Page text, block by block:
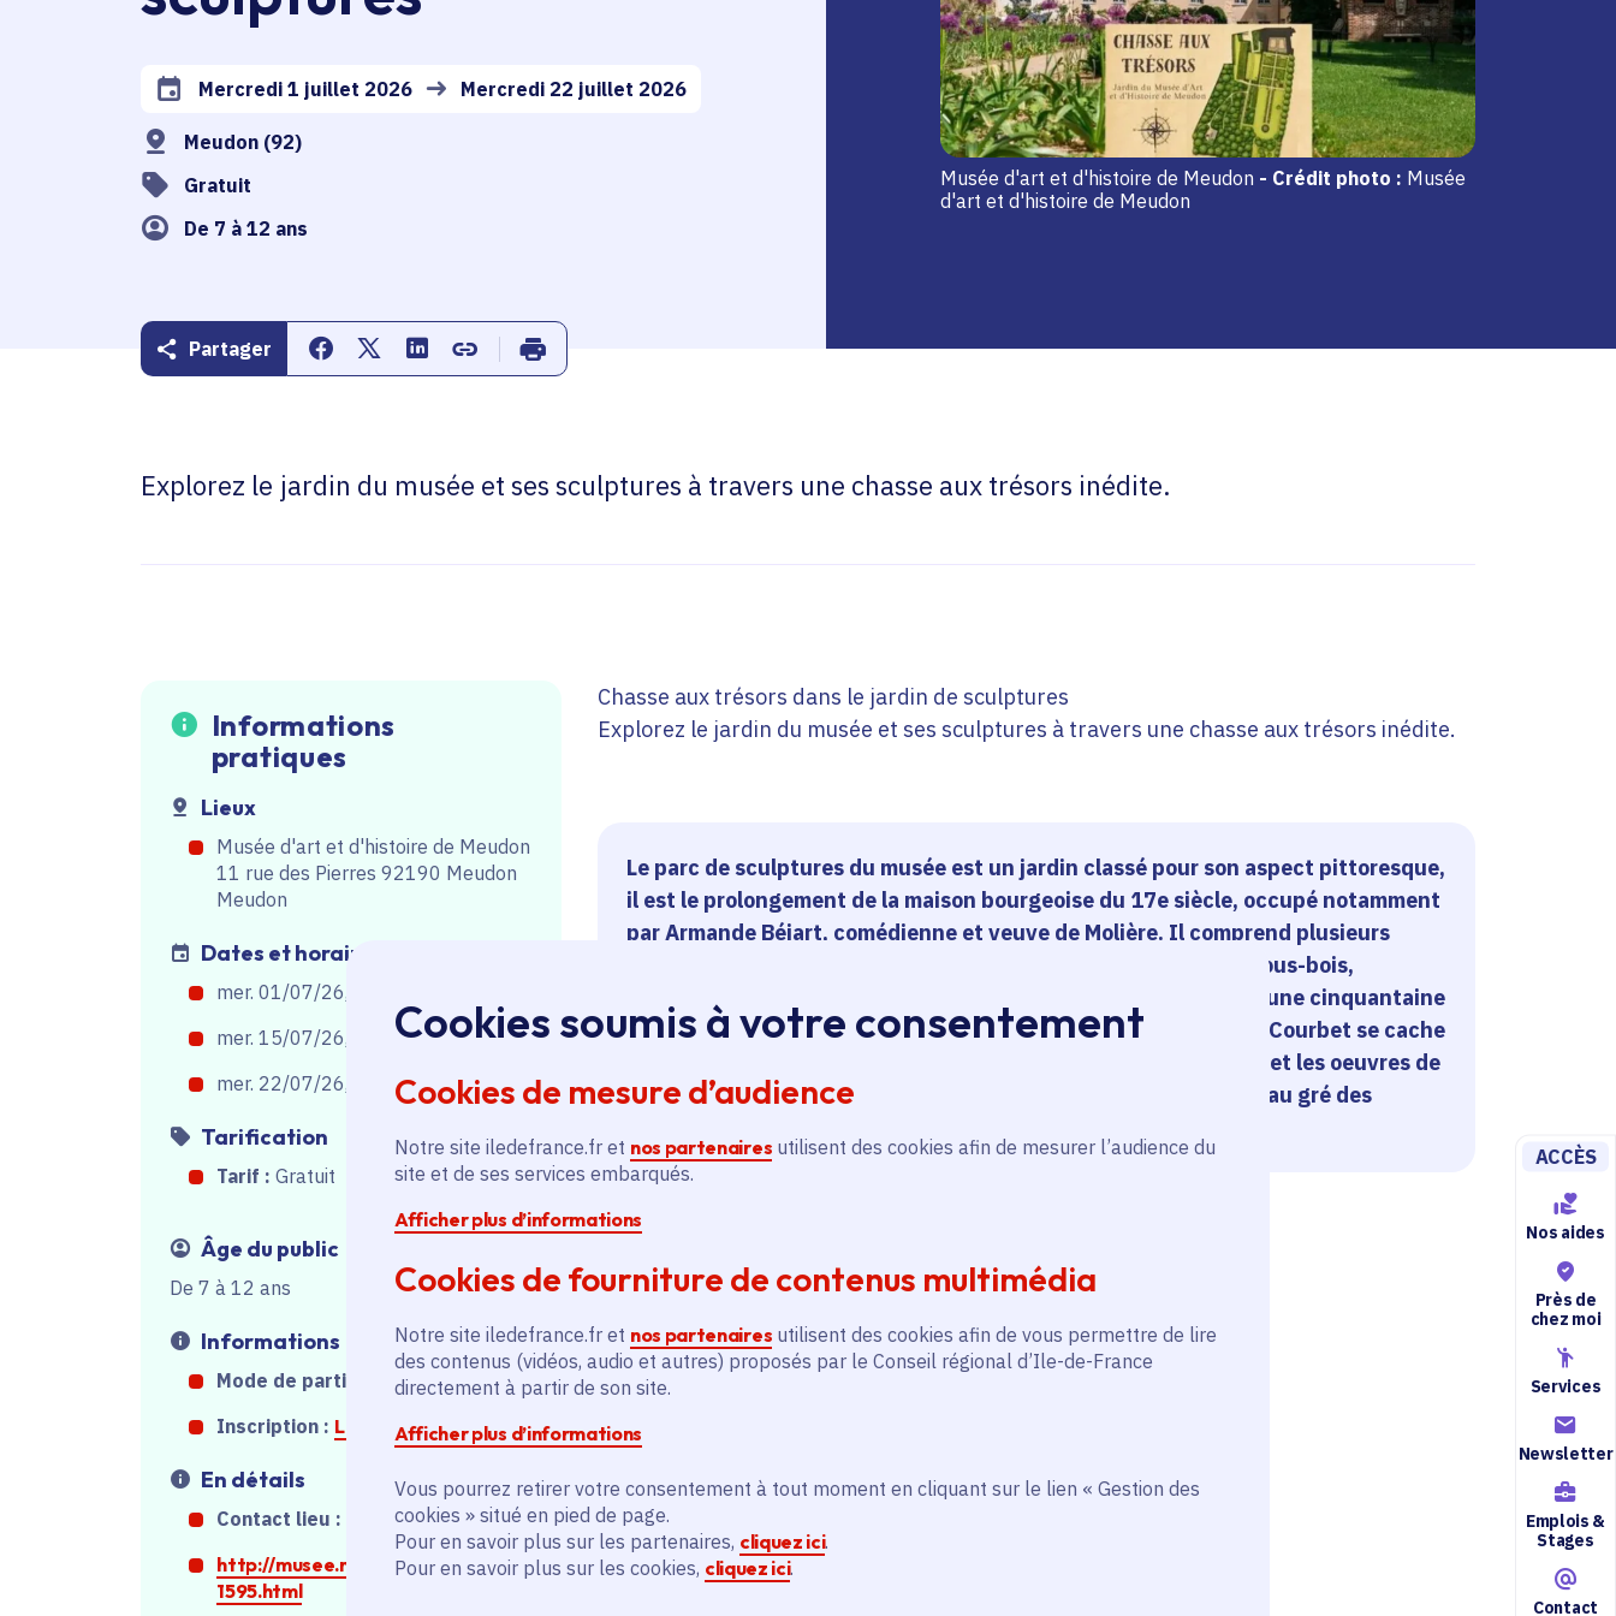
Cookies soumis à votre consentement
Cookies de mesure d’audience
Notre site iledefrance.fr et nos partenaires utilisent des cookies afin de mesurer l’audience du
site et de ses services embarqués.
Afficher plus d’informations
Cookies de fourniture de contenus multimédia
Notre site iledefrance.fr et nos partenaires utilisent des cookies afin de vous permettre de lire
des contenus (vidéos, audio et autres) proposés par le Conseil régional d’Ile-de-France
directement à partir de son site.
Afficher plus d’informations
Vous pourrez retirer votre consentement à tout moment en cliquant sur le lien « Gestion des
cookies » situé en pied de page.
Pour en savoir plus sur les partenaires, cliquez ici.
Pour en savoir plus sur les cookies, cliquez ici.
ACCÈS
Nos aides
Près de
chez moi
Services
Newsletter
Emplois &
Stages
Contact
Date de l'arrêté
Mercredi 1 juillet 2026 Mercredi 22 juillet 2026
Meudon (92)
Gratuit
De 7 à 12 ans
Partager Partager sur Facebook
Partager sur Twitter
Partager sur Linkedin
Copier dans le presse-papier
Imprimer
Musée d'art et d'histoire de Meudon - Crédit photo : Musée
d'art et d'histoire de Meudon
Explorez le jardin du musée et ses sculptures à travers une chasse aux trésors inédite.
Informations
pratiques
Lieux
Musée d'art et d'histoire de Meudon
11 rue des Pierres 92190 Meudon
Meudon
Dates et horaires
mer. 01/07/26, de 14h30
mer. 15/07/26, de 14h30à16h30
mer. 22/07/26, de 14h30à16h30
Tarification
Tarif : Gratuit
Âge du public
De 7 à 12 ans
Informations
Mode de participation :Sur place
Inscription : Lien inscription
En détails
Contact lieu : 01 46 23 92 36
http://musee.meudon.fr/accueil-
1595.html
Chasse aux trésors dans le jardin de sculptures
Explorez le jardin du musée et ses sculptures à travers une chasse aux trésors inédite.
Le parc de sculptures du musée est un jardin classé pour son aspect pittoresque,
il est le prolongement de la maison bourgeoise du 17e siècle, occupé notamment
par Armande Béjart, comédienne et veuve de Molière. Il comprend plusieurs
ambiances : un jardin à la française, la clairière des conifères, sous-bois,
belvédère et une vigne en exploitation. Vous pourrez y admirer une cinquantaine
de sculptures des 19e et 20e siècle. Un rare bronze de Gustave Courbet se cache
derrière des grands arbres, une nymphe au milieu d'un bosquet et les oeuvres de
Parvine Curie, François Stahly, Robert Fachard... se découvrent au gré des